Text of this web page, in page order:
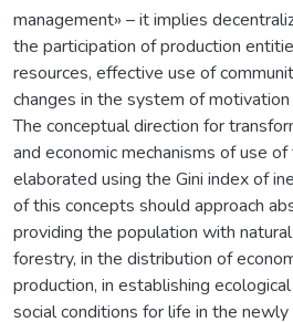
management» – it implies
the participation of production
resources, effective use of
changes in the system of
The conceptual direction for
and economic mechanisms of use
elaborated using the Gini index of
of this concepts should approach
providing the population with
forestry, in the distribution of
production, in establishing
social conditions for life in the